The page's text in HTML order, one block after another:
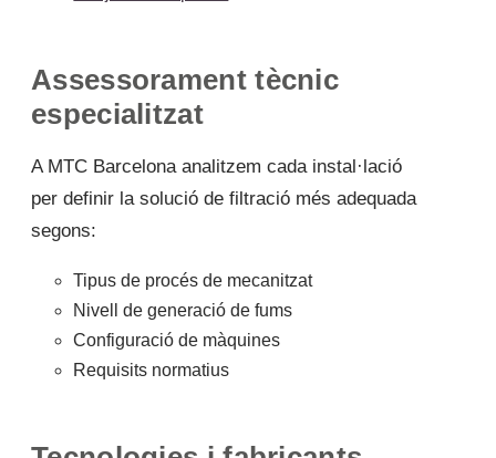
Assessorament tècnic
especialitzat
A MTC Barcelona analitzem cada instal·lació
per definir la solució de filtració més adequada
segons:
Tipus de procés de mecanitzat
Nivell de generació de fums
Configuració de màquines
Requisits normatius